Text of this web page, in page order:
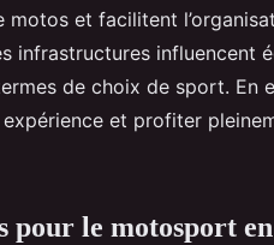
et facilitent
infrastructures influencent
de choix de sport. En
et profiter
pour le motosport